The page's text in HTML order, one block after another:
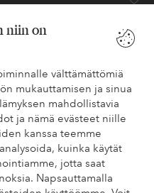
niin on
välttämättömiä
mukauttamisen ja sinua
mahdollistavia
ja nämä evästeet niille
kanssa teemme
kuinka käytät
jotta saat
Napsauttamalla
nyt tai erissä
?
elpy